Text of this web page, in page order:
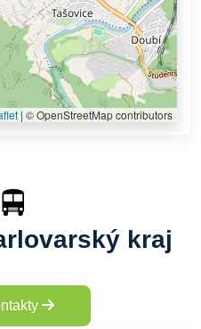
| © OpenStreetMap contributors
kraj